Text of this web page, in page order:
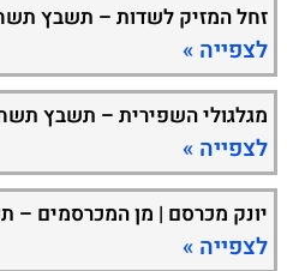
זחל המזיק לשדות – תשבץ
לצפייה »
מגלגולי השפירית – תשבץ
לצפייה »
יונק מכרסם | מן המכרסמים
לצפייה »